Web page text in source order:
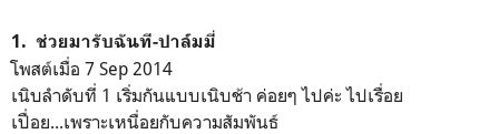
1. ช่วยมารับฉันที-ปาล์มมี่
โพสต์เมื่อ 7 Sep 2014
เนิบลำดับที่ 1 เริ่มกันแบบเนิบช้า ค่อยๆ ไปค่ะ ไปเรื่อย
เปื่อย...เพราะเหนื่อยกับความสัมพันธ์